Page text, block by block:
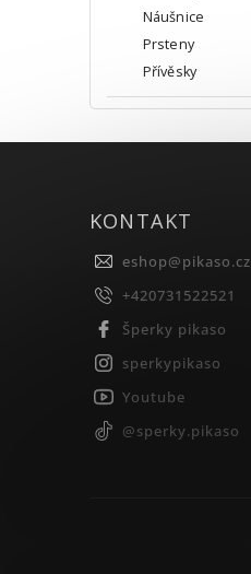
Náušnice
Prsteny
Přívěsky
KONTAKT
eshop@pikaso.cz
+420731522521
Šperky pikaso
sperkypikaso
Youtube
@sperky.pikaso